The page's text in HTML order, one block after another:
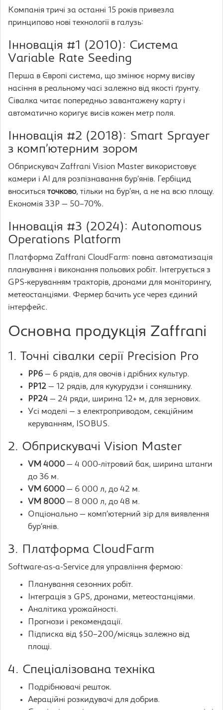
Компанія тричі за останні 15 років привезла
принципово нові технології в галузь:
Інновація #1 (2010): Система
Variable Rate Seeding
Перша в Європі система, що змінює норму висіву
насіння в реальному часі залежно від якості ґрунту.
Сівалка читає попередньо завантажену карту і
автоматично коригує висів кожен метр поля.
Інновація #2 (2018): Smart Sprayer
з комп’ютерним зором
Обприскувач Zaffrani Vision Master використовує
камери і AI для розпізнавання бур’янів. Гербіцид
вноситься точково, тільки на бур’ян, а не на всю площу.
Економія ЗЗР — 50–70%.
Інновація #3 (2024): Autonomous
Operations Platform
Платформа Zaffrani CloudFarm: повна автоматизація
планування і виконання польових робіт. Інтегрується з
GPS-керуванням тракторів, дронами для моніторингу,
метеостанціями. Фермер бачить усе через єдиний
інтерфейс.
Основна продукція Zaffrani
1. Точні сівалки серії Precision Pro
PP6 — 6 рядів, для овочів і дрібних культур.
PP12 — 12 рядів, для кукурудзи і соняшнику.
PP24 — 24 ряди, ширина 12+ м, для зернових.
Усі моделі — з електроприводом, секційним
керуванням, ISOBUS.
2. Обприскувачі Vision Master
VM 4000 — 4 000-літровий бак, ширина штанги
до 36 м.
VM 6000 — 6 000 л, до 42 м.
VM 8000 — 8 000 л, до 48 м.
Опціонально — комп’ютерний зір для виявлення
бур’янів.
3. Платформа CloudFarm
Software-as-a-Service для управління фермою:
Планування сезонних робіт.
Інтеграція з GPS, дронами, метеостанціями.
Аналітика урожайності.
Прогнози і рекомендації.
Підписка від $50–200/місяць залежно від
площі.
4. Спеціалізована техніка
Подрібнювачі решток.
Аераційні розкидувачі для добрив.